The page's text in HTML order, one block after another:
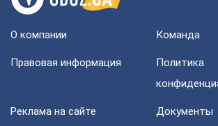
О компании Команда
Правовая информация
Политика
Реклама на сайте Документы